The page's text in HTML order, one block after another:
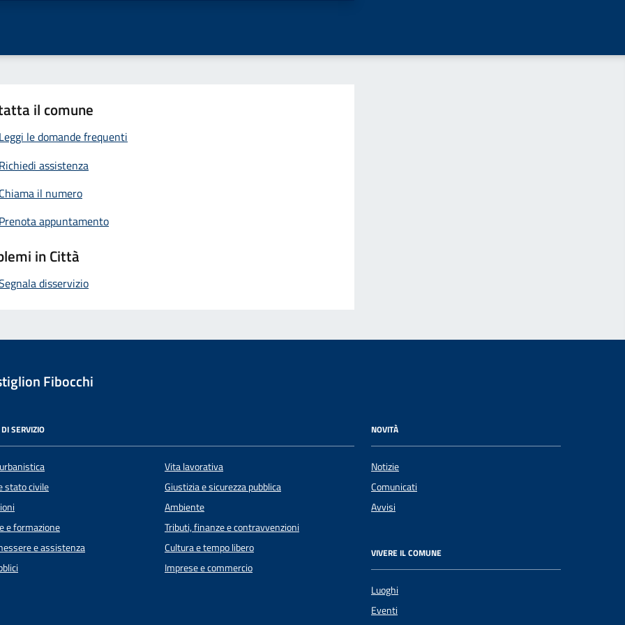
il comune
Leggi le domande frequenti
Richiedi assistenza
Chiama il numero
Prenota appuntamento
in Città
disservizio
Fibocchi
SERVIZIO
stato civile
e formazione
e assistenza
Vita lavorativa
Giustizia e sicurezza pubblica
Ambiente
Tributi, finanze e contravvenzioni
Cultura e tempo libero
Imprese e commercio
NOVITÀ
Notizie
Comunicati
Avvisi
VIVERE IL COMUNE
Luoghi
Eventi